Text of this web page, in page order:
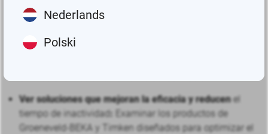
Nederlands
Polski
Ver soluciones que mejoran la eficacia y reducenel
tiempo de inactividad:
Examinar los productos de
Groeneveld-BEKA y Timken diseñados para optimizar el